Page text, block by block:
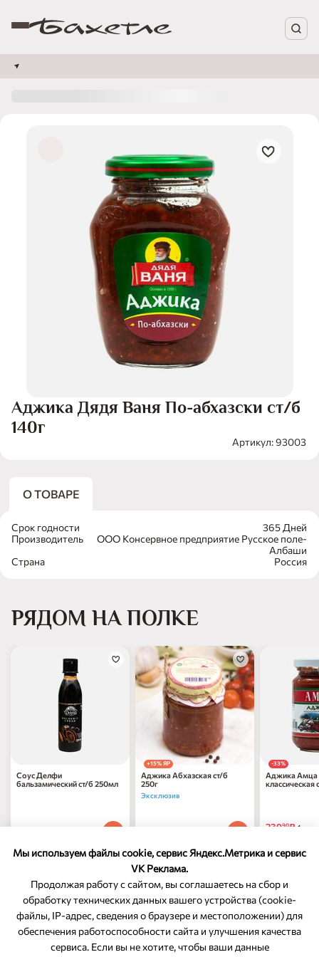
Мы используем файлы cookie, сервис Яндекс.Метрика и сервис
VK Реклама.
Продолжая работу с сайтом, вы соглашаетесь на сбор и
обработку технических данных вашего устройства (cookie-
файлы, IP-адрес, сведения о браузере и местоположении) для
обеспечения работоспособности сайта и улучшения качества
сервиса. Если вы не хотите, чтобы ваши данные
Аджика Дядя Ваня По-абхазски ст/б
140г
Артикул: 93003
О ТОВАРЕ
Срок годности
365 Дней
Производитель
ООО Консервное предприятие Русское поле-
Албаши
Страна
Россия
РЯДОМ НА ПОЛКЕ
Cоус Делфи
бальзамический ст/б 250мл
+15% ЯР
Аджика Абхазская ст/б
250г
Эксклюзив
-33%
Аджика Амца
классическая
23990₽ 1 шт
ОБРАТНАЯ СВЯЗЬ
8-800-350-46-10